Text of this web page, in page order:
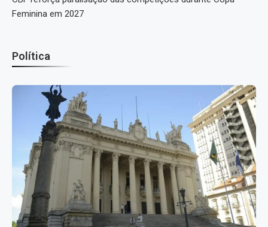
Feminina em 2027
Política